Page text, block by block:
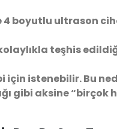
boyutlu ultrason
teşhis
için istenebilir. Bu
gibi aksine “birçok